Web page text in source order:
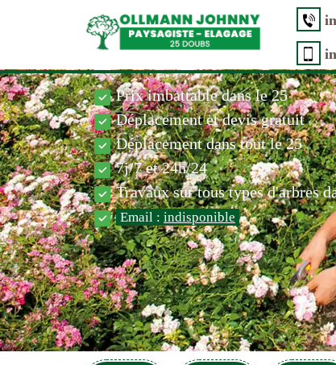
Prix imbattable dans le 25
Déplacement et devis gratuit
Déplacement dans tout le 25
7j/7 et 24h/24
Travaux sur tous types d'arbres
Email : indisponible